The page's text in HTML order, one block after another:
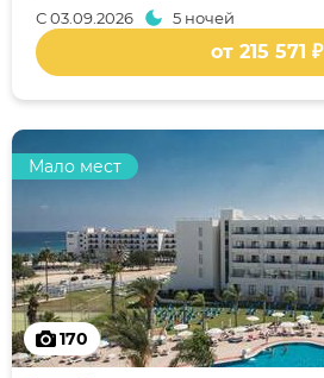
С03.09.2026 5 ночей
от 215 571 ₽
170
Мало мест